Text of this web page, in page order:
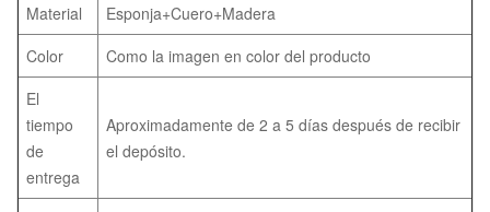
Material
Esponja+Cuero+Madera
Color
Como la imagen en color del producto
El
tiempo
de
entrega
Aproximadamente de 2 a 5 días después de recibir
el depósito.